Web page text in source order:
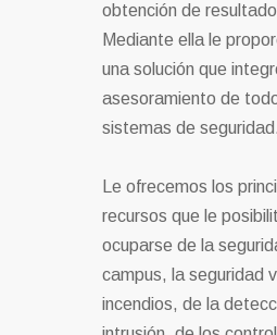
obtención de
Mediante ella le
una solución que
asesoramiento de
sistemas de seguridad.
Le ofrecemos los
recursos que le
ocuparse de la
campus, la seguridad
incendios, de la